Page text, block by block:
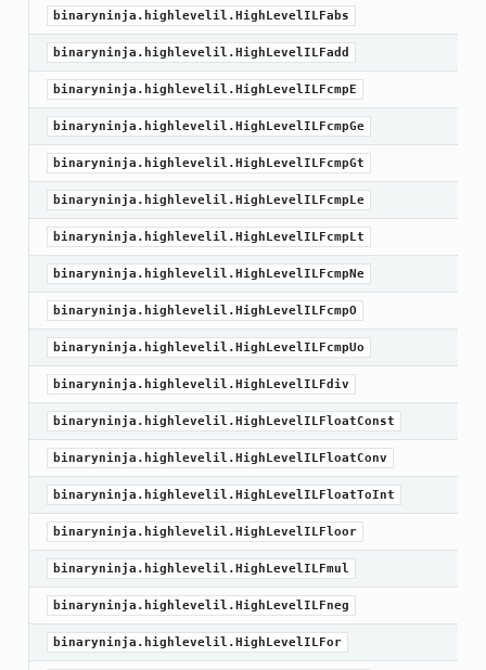
binaryninja.highlevelil.HighLevelILFabs
binaryninja.highlevelil.HighLevelILFadd
binaryninja.highlevelil.HighLevelILFcmpE
binaryninja.highlevelil.HighLevelILFcmpGe
binaryninja.highlevelil.HighLevelILFcmpGt
binaryninja.highlevelil.HighLevelILFcmpLe
binaryninja.highlevelil.HighLevelILFcmpLt
binaryninja.highlevelil.HighLevelILFcmpNe
binaryninja.highlevelil.HighLevelILFcmpO
binaryninja.highlevelil.HighLevelILFcmpUo
binaryninja.highlevelil.HighLevelILFdiv
binaryninja.highlevelil.HighLevelILFloatConst
binaryninja.highlevelil.HighLevelILFloatConv
binaryninja.highlevelil.HighLevelILFloatToInt
binaryninja.highlevelil.HighLevelILFloor
binaryninja.highlevelil.HighLevelILFmul
binaryninja.highlevelil.HighLevelILFneg
binaryninja.highlevelil.HighLevelILFor